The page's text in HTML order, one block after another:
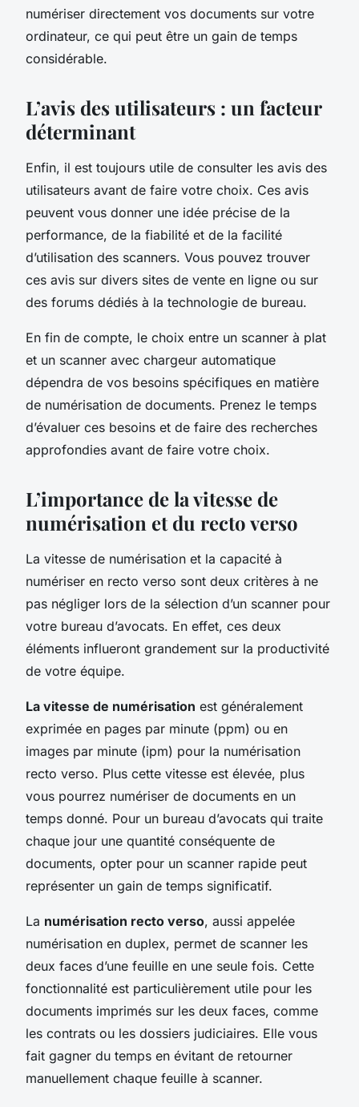
numériser directement vos documents sur votre
ordinateur, ce qui peut être un gain de temps
considérable.
L’avis des utilisateurs : un facteur
déterminant
Enfin, il est toujours utile de consulter les avis des
utilisateurs avant de faire votre choix. Ces avis
peuvent vous donner une idée précise de la
performance, de la fiabilité et de la facilité
d’utilisation des scanners. Vous pouvez trouver
ces avis sur divers sites de vente en ligne ou sur
des forums dédiés à la technologie de bureau.
En fin de compte, le choix entre un scanner à plat
et un scanner avec chargeur automatique
dépendra de vos besoins spécifiques en matière
de numérisation de documents. Prenez le temps
d’évaluer ces besoins et de faire des recherches
approfondies avant de faire votre choix.
L’importance de la vitesse de
numérisation et du recto verso
La vitesse de numérisation et la capacité à
numériser en recto verso sont deux critères à ne
pas négliger lors de la sélection d’un scanner pour
votre bureau d’avocats. En effet, ces deux
éléments influeront grandement sur la productivité
de votre équipe.
La vitesse de numérisation est généralement
exprimée en pages par minute (ppm) ou en
images par minute (ipm) pour la numérisation
recto verso. Plus cette vitesse est élevée, plus
vous pourrez numériser de documents en un
temps donné. Pour un bureau d’avocats qui traite
chaque jour une quantité conséquente de
documents, opter pour un scanner rapide peut
représenter un gain de temps significatif.
La numérisation recto verso, aussi appelée
numérisation en duplex, permet de scanner les
deux faces d’une feuille en une seule fois. Cette
fonctionnalité est particulièrement utile pour les
documents imprimés sur les deux faces, comme
les contrats ou les dossiers judiciaires. Elle vous
fait gagner du temps en évitant de retourner
manuellement chaque feuille à scanner.